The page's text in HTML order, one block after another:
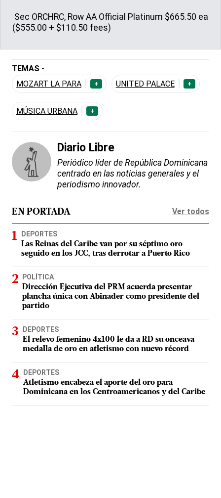
Sec ORCHRC, Row AA Official Platinum $665.50 ea
($555.00 + $110.50 fees)
TEMAS -
MOZART LA PARA
+ UNITED PALACE +
MÚSICA URBANA +
Diario Libre
Periódico líder de República Dominicana
centrado en las noticias generales y el
periodismo innovador.
EN PORTADA Ver todos
DEPORTES
Las Reinas del Caribe van por su séptimo oro
seguido en los JCC, tras derrotar a Puerto Rico
POLÍTICA
Dirección Ejecutiva del PRM acuerda presentar
plancha única con Abinader como presidente del
partido
DEPORTES
El relevo femenino 4x100 le da a RD su onceava
medalla de oro en atletismo con nuevo récord
DEPORTES
Atletismo encabeza el aporte del oro para
Dominicana en los Centroamericanos y del Caribe